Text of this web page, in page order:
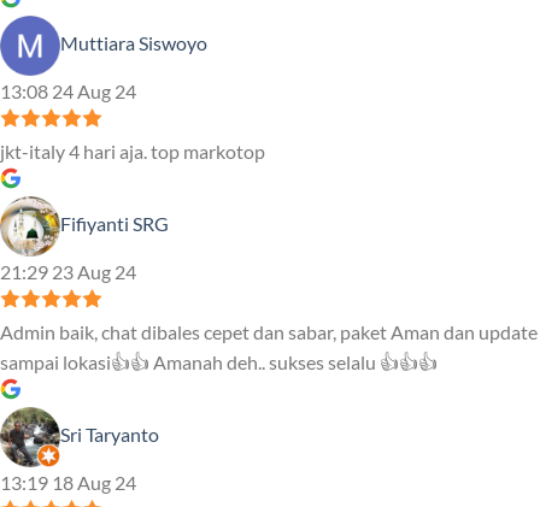
Muttiara Siswoyo
13:08 24 Aug 24
jkt-italy 4 hari aja. top markotop
Fifiyanti SRG
21:29 23 Aug 24
Admin baik, chat dibales cepet dan sabar, paket Aman dan update
sampai lokasi👍👍 Amanah deh.. sukses selalu 👍👍👍
Sri Taryanto
13:19 18 Aug 24